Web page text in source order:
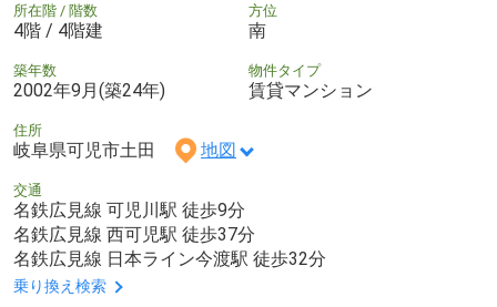
所在階 / 階数
4階 / 4階建
方位
南
築年数
2002年9月(築24年)
物件タイプ
賃貸マンション
住所
岐阜県可児市土田 地図
交通
名鉄広見線 可児川駅 徒歩9分
名鉄広見線 西可児駅 徒歩37分
名鉄広見線 日本ライン今渡駅 徒歩32分
乗り換え検索